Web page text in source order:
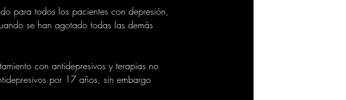
para todos los pacientes con depresión,
se han agotado todas las demás
con antidepresivos y terapias no
por 17 años, sin embargo